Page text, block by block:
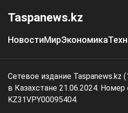
Taspanews.kz
НовостиМирЭкономика
Сетевое издание Taspanews.kz
в Казахстане 21.06.2024.
KZ31VPY00095404.